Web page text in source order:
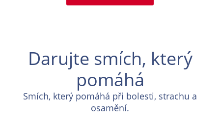
Darujte smích, který
pomáhá
Smích, který pomáhá při bolesti, strachu a
osamění.